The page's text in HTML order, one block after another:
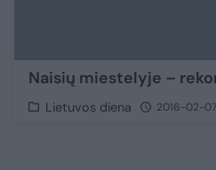
Naisių miestelyje –
Lietuvos diena 2016-02-07